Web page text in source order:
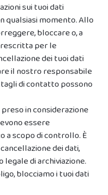
sui tuoi dati
qualsiasi momento. Allo
bloccare o, a
per le
dei tuoi dati
il nostro responsabile
di contatto possono
in considerazione
essere
a scopo di controllo. È
dei dati,
legale di archiviazione.
blocciamo i tuoi dati